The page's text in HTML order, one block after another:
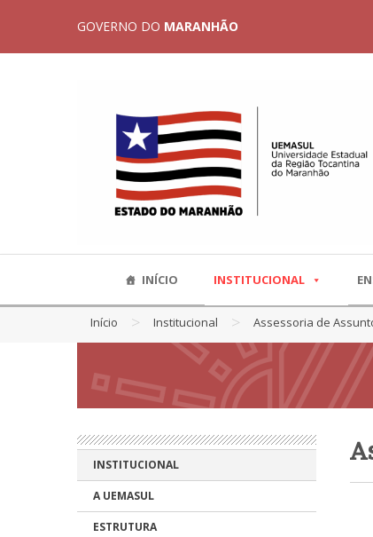
GOVERNO DO MARANHÃO
INÍCIO INSTITUCIONAL
Início > Institucional > Assessoria de
INSTITUCIONAL
A UEMASUL
ESTRUTURA